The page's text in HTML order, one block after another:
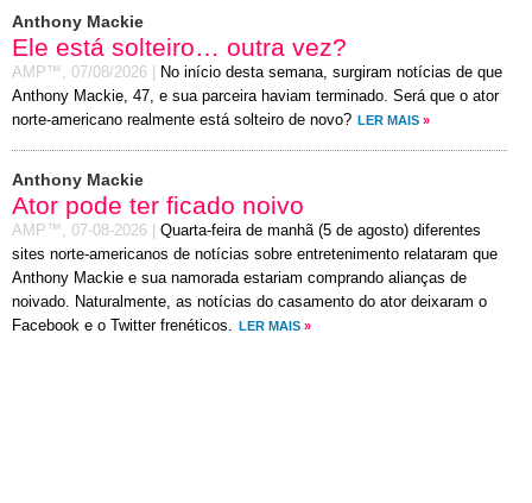
Anthony Mackie
Ele está solteiro… outra vez?
AMP™, 07/08/2026
No início desta semana, surgiram notícias de que
Anthony Mackie, 47, e sua parceira haviam terminado. Será que o ator
norte-americano realmente está solteiro de novo? LER MAIS »
Anthony Mackie
Ator pode ter ficado noivo
AMP™, 07-08-2026
Quarta-feira de manhã (5 de agosto) diferentes
sites norte-americanos de notícias sobre entretenimento relataram que
Anthony Mackie e sua namorada estariam comprando alianças de
noivado. Naturalmente, as notícias do casamento do ator deixaram o
Facebook e o Twitter frenéticos.
LER MAIS »